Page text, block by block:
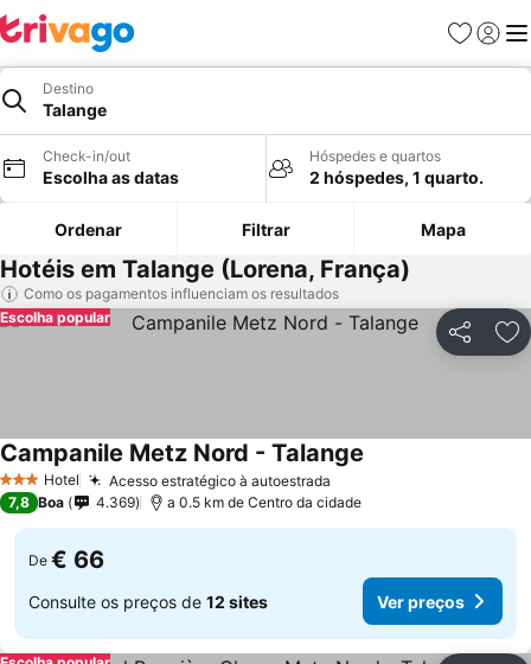
Favoritos
Iniciar
Destino
Talange
Check-in/out
Escolha as datas
Hóspedes e quartos
2 hóspedes, 1 quarto.
Ordenar Filtrar Mapa
Hotéis em Talange (Lorena, França)
Como os pagamentos influenciam os resultados
Partilhar
Escolha popular
3 EstrelasHotel Acesso estratégico à autoestrada
Campanile Metz Nord - Talange
7,8 Boa 4.369 a 0.5 km de Centro da cidade
De € 66
Consulte os preços de 12 sites Ver preços